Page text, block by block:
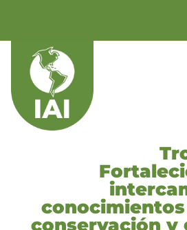
conservación y